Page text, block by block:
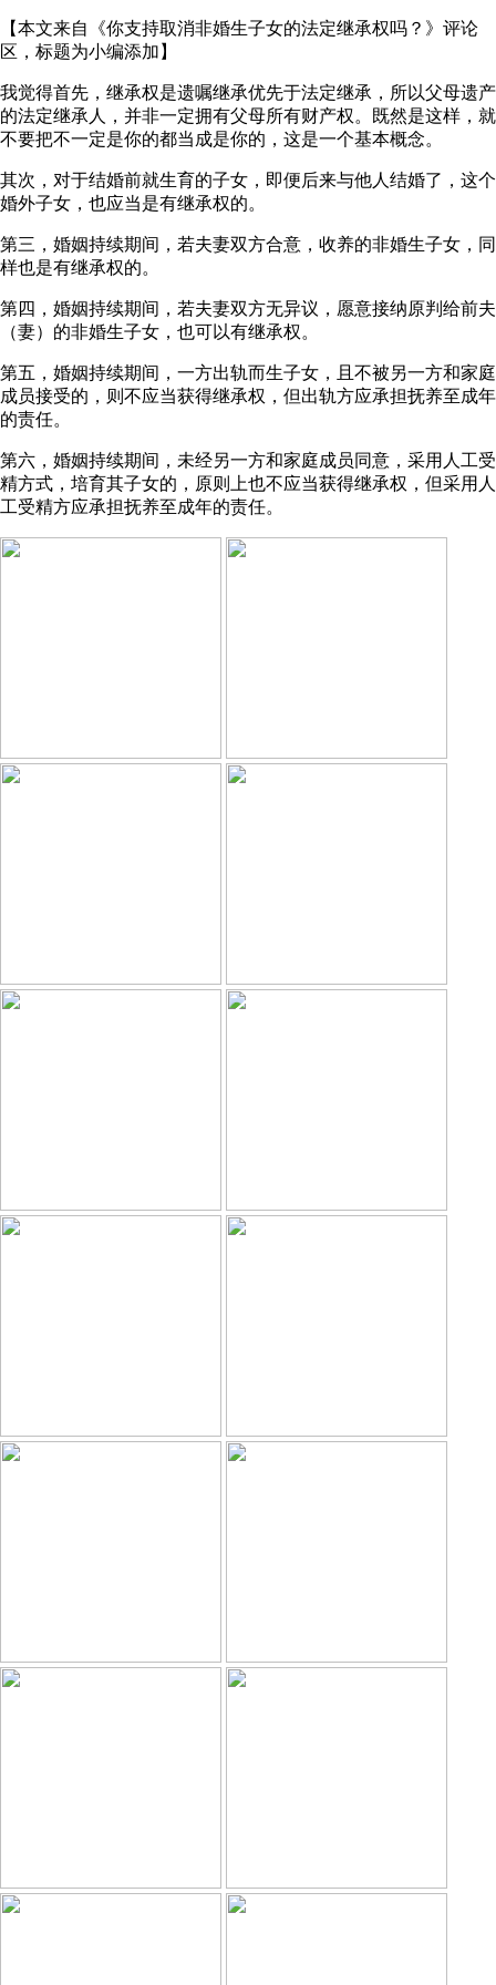
【本文来自《你支持取消非婚生子女的法定继承权吗？》评论
区，标题为小编添加】
我觉得首先，继承权是遗嘱继承优先于法定继承，所以父母遗产
的法定继承人，并非一定拥有父母所有财产权。既然是这样，就
不要把不一定是你的都当成是你的，这是一个基本概念。
其次，对于结婚前就生育的子女，即便后来与他人结婚了，这个
婚外子女，也应当是有继承权的。
第三，婚姻持续期间，若夫妻双方合意，收养的非婚生子女，同
样也是有继承权的。
第四，婚姻持续期间，若夫妻双方无异议，愿意接纳原判给前夫
（妻）的非婚生子女，也可以有继承权。
第五，婚姻持续期间，一方出轨而生子女，且不被另一方和家庭
成员接受的，则不应当获得继承权，但出轨方应承担抚养至成年
的责任。
第六，婚姻持续期间，未经另一方和家庭成员同意，采用人工受
精方式，培育其子女的，原则上也不应当获得继承权，但采用人
工受精方应承担抚养至成年的责任。